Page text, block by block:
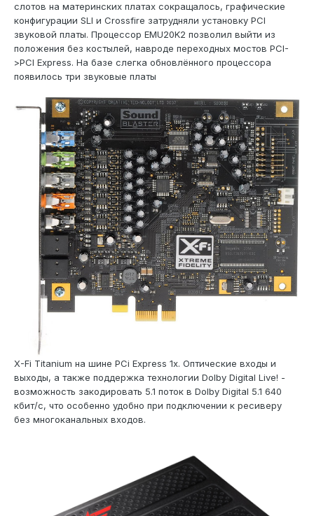
слотов на материнских платах сокращалось, графические
конфигурации SLI и Crossfire затрудняли установку PCI
звуковой платы. Процессор EMU20K2 позволил выйти из
положения без костылей, навроде переходных мостов PCI-
>PCI Express. На базе слегка обновлённого процессора
появилось три звуковые платы
X-Fi Titanium на шине PCi Express 1x. Оптические входы и
выходы, а также поддержка технологии Dolby Digital Live! -
возможность закодировать 5.1 поток в Dolby Digital 5.1 640
кбит/с, что особенно удобно при подключении к ресиверу
без многоканальных входов.